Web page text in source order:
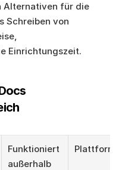
Alternativen für die
Schreiben von
Einrichtungszeit.
Funktioniert
außerhalb